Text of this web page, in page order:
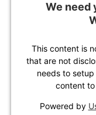
We need
This content is
that are not
needs to
content
Powered by